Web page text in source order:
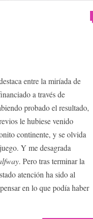
entre la miríada de
a través de
probado el resultado,
le hubiese venido
continente, y se olvida
Y me desagrada
. Pero tras terminar la
atención ha sido al
en lo que podía haber